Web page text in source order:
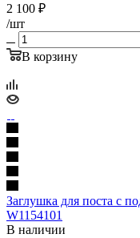
2 100 ₽
/шт
В корзину
Заглушка для поста с
W1154101
В наличии